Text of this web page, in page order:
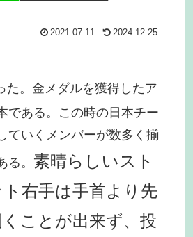
2021.07.11 2024.12.25
た。金メダルを獲得したア
である。この時の日本チー
ていくメンバーが数多く揃
。 素晴らしいスト
右手は手首より先
ことが出来ず、投